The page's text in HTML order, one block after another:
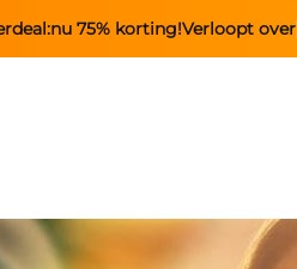
nu 75% korting!Verloopt over